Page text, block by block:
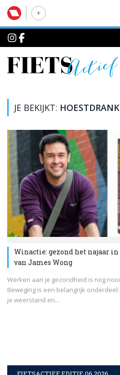
JE BEKIJKT: HOESTDRANK
Winactie: gezond het najaar in
van James Wong
Werken aan je gezondheid is nog
Beweging is een belangrijk
je weerstand en...